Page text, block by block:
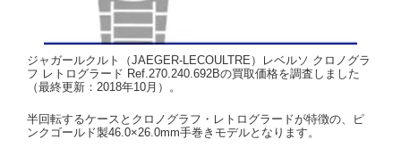
ジャガールクルト（JAEGER-LECOULTRE）レベルソ クロノグラ
フ レトログラード Ref.270.240.692Bの買取価格を調査しました
（最終更新：2018年10月）。
半回転するケースとクロノグラフ・レトログラードが特徴の、ピ
ンクゴールド製46.0×26.0mm手巻きモデルとなります。